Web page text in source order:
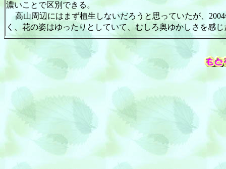
濃いことで区別できる。
高山周辺にはまず植生しないだろうと思っていたが、2004
く、花の姿はゆったりとしていて、むしろ奥ゆかしさを感じ